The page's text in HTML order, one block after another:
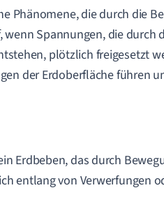
Phänomene, die durch die
Spannungen, die durch
plötzlich freigesetzt
der Erdoberfläche führen
Erdbeben, das durch
entlang von Verwerfungen